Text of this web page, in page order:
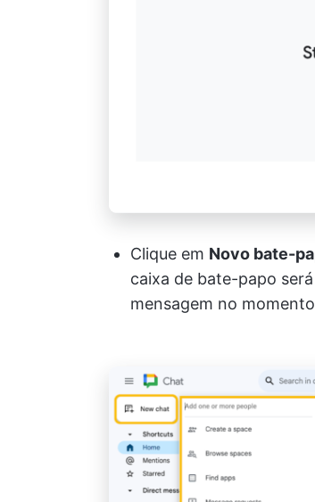
Clique em Novo bate-
caixa de bate-papo
mensagem no